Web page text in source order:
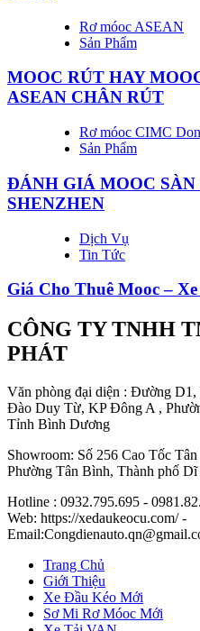
Rơ móoc ASEAN
Sản Phẩm
MOOC RÚT HAY
ASEAN CHÂN RÚT
Rơ móoc CIMC
Sản Phẩm
ĐÁNH GIÁ MOOC
SHENZHEN
Dịch Vụ
Tin Tức
Giá Cho Thuê Mooc –
CÔNG TY TNHH
PHÁT
Văn phòng đại diện : Đường
Đào Duy Từ, KP Đông A ,
Tỉnh Bình Dương
Showroom: Số 256 Cao Tốc
Phường Tân Bình, Thành phố
Hotline : 0932.795.695 -
Web: https://xedaukeocu.com/ -
Trang Chủ
Giới Thiệu
Xe Đầu Kéo Mới
Sơ Mi Rơ Móoc Mới